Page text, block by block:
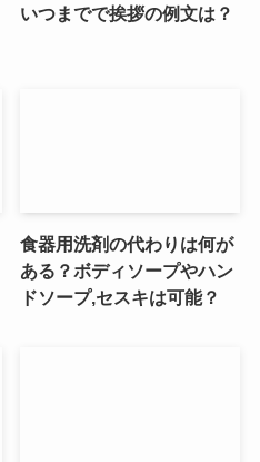
いつまでで挨拶の例文は？
食器用洗剤の代わりは何が
ある？ボディソープやハン
ドソープ,セスキは可能？